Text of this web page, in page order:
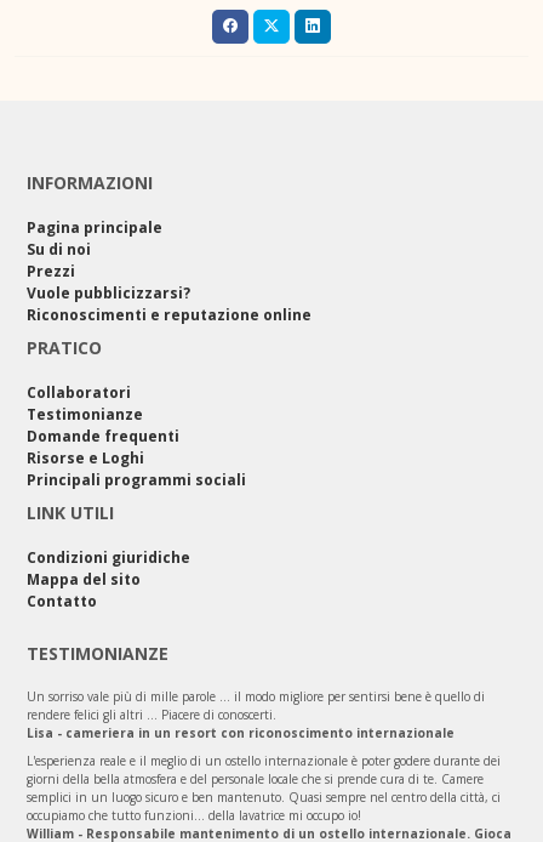
INFORMAZIONI
Pagina principale
Su di noi
Prezzi
Vuole pubblicizzarsi?
Riconoscimenti e reputazione online
PRATICO
Collaboratori
Testimonianze
Domande frequenti
Risorse e Loghi
Principali programmi sociali
LINK UTILI
Condizioni giuridiche
Mappa del sito
Contatto
TESTIMONIANZE
Un sorriso vale più di mille parole ... il modo migliore per sentirsi bene è quello di
rendere felici gli altri ... Piacere di conoscerti.
Lisa - cameriera in un resort con riconoscimento internazionale
L'esperienza reale e il meglio di un ostello internazionale è poter godere durante dei
giorni della bella atmosfera e del personale locale che si prende cura di te. Camere
semplici in un luogo sicuro e ben mantenuto. Quasi sempre nel centro della città, ci
occupiamo che tutto funzioni... della lavatrice mi occupo io!
William - Responsabile mantenimento di un ostello internazionale. Gioca